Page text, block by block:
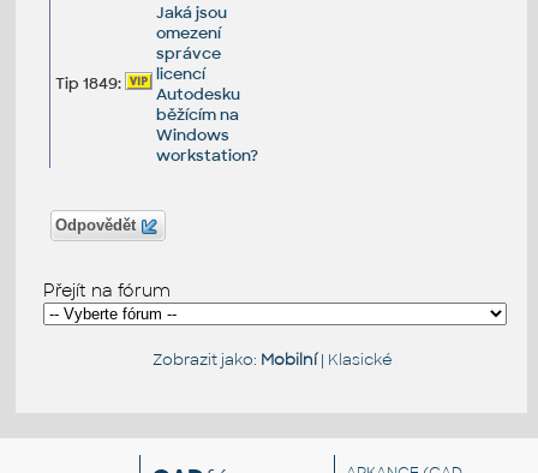
Tip 1849:
Jaká jsou
omezení
správce
licencí
Autodesku
běžícím na
Windows
workstation?
Odpovědět
Přejít na fórum
Zobrazit jako: Mobilní| Klasické